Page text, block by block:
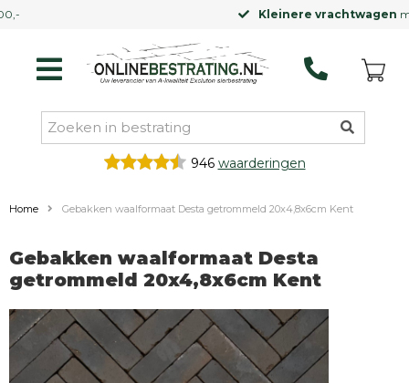
Kleinere vrachtwagenmogelijk
946 waarderingen
Home Gebakken waalformaat Desta getrommeld 20x4,8x6cm Kent
Gebakken waalformaat Desta
getrommeld 20x4,8x6cm Kent